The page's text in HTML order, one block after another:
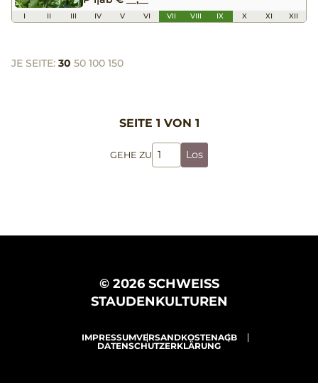
I II III IV V VI VII VIII IX X XI XII
JE SEITE: 30 50 100 150
SEITE 1 VON 1
GEHE ZU Los
© 2026 SCHWEISS
STAUDENKULTUREN
IMPRESSUMVERSANDKOSTENAGB
DATENSCHUTZERKLÄRUNG